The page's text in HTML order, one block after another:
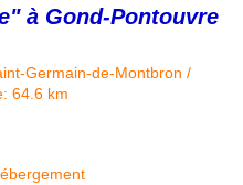
à Gond-Pontouvre